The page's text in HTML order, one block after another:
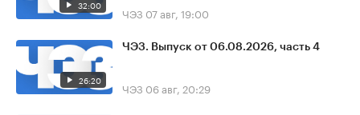
32:00 ЧЭЗ 07 авг, 19:00
26:20
ЧЭЗ. Выпуск от 06.08.2026, часть 4
ЧЭЗ 06 авг, 20:29